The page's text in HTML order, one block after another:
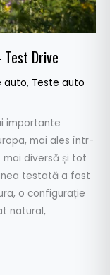
Test Drive
auto, Teste auto
importante
mai ales într-
diversă și tot
testată a fost
o configurație
natural,